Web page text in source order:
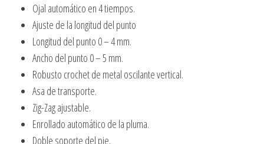
Ojal automático en 4 tiempos.
Ajuste de la longitud del punto
Longitud del punto 0 – 4 mm.
Ancho del punto 0 – 5 mm.
Robusto crochet de metal oscilante vertical.
Asa de transporte.
Zig-Zag ajustable.
Enrollado automático de la pluma.
Doble soporte del pie.